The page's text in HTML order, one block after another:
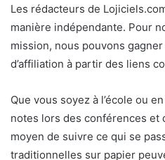
Les rédacteurs de
manière indépendante. Pour
mission, nous pouvons
d’affiliation à partir des liens
Que vous soyez à l’école ou
notes lors des conférences
moyen de suivre ce qui se
traditionnelles sur papier